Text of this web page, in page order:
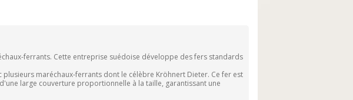
ferrants. Cette entreprise suédoise développe des fers standards
maréchaux-ferrants dont le célèbre Kröhnert Dieter. Ce fer est
large couverture proportionnelle à la taille, garantissant une